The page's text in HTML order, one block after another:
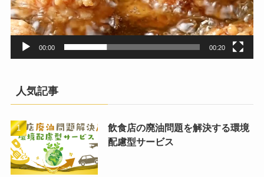
00:00 00:20
人気記事
飲食店の廃油問題を解決する環境
配慮型サービス